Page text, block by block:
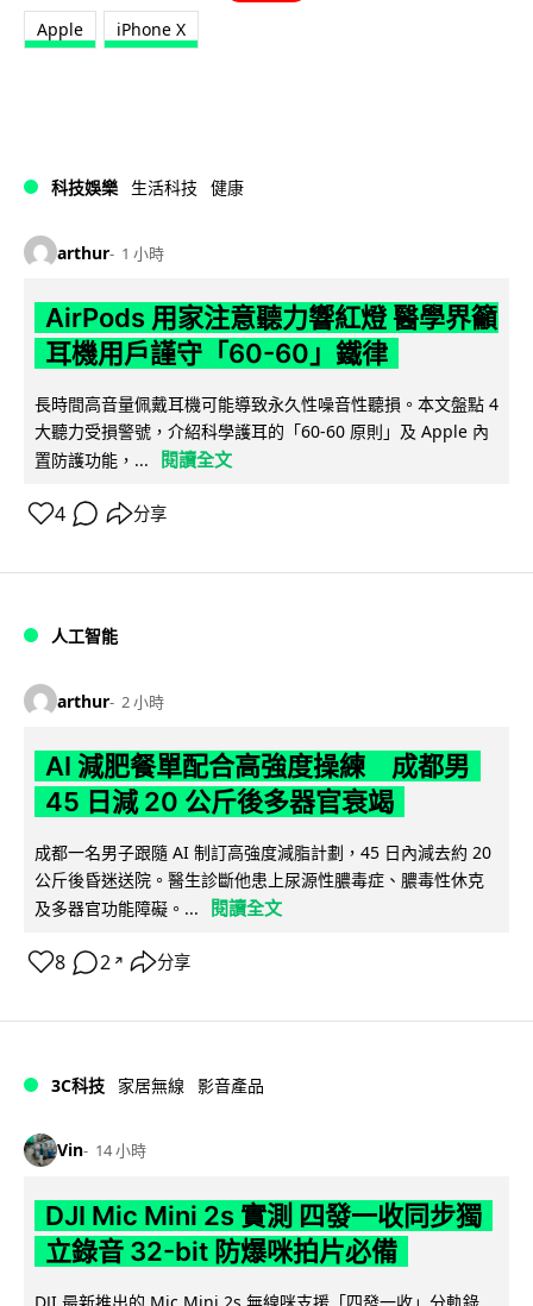
Apple iPhone X
科技娛樂 生活科技 健康
arthur 1 小時
AirPods 用家注意聽力響紅燈 醫學界籲
耳機用戶謹守「60-60」鐵律
長時間高音量佩戴耳機可能導致永久性噪音性聽損。本文盤點 4
大聽力受損警號，介紹科學護耳的「60-60 原則」及 Apple 內
置防護功能，...
閱讀全文
4 分享
人工智能
arthur 2 小時
AI 減肥餐單配合高強度操練 成都男
45 日減 20 公斤後多器官衰竭
成都一名男子跟隨 AI 制訂高強度減脂計劃，45 日內減去約 20
公斤後昏迷送院。醫生診斷他患上尿源性膿毒症、膿毒性休克
及多器官功能障礙。...
閱讀全文
8 2 ↗ 分享
3C科技 家居無線 影音產品
Vin 14 小時
DJI Mic Mini 2s 實測 四發一收同步獨
立錄音 32-bit 防爆咪拍片必備
DJI 最新推出的 Mic Mini 2s 無線咪支援「四發一收」分軌錄